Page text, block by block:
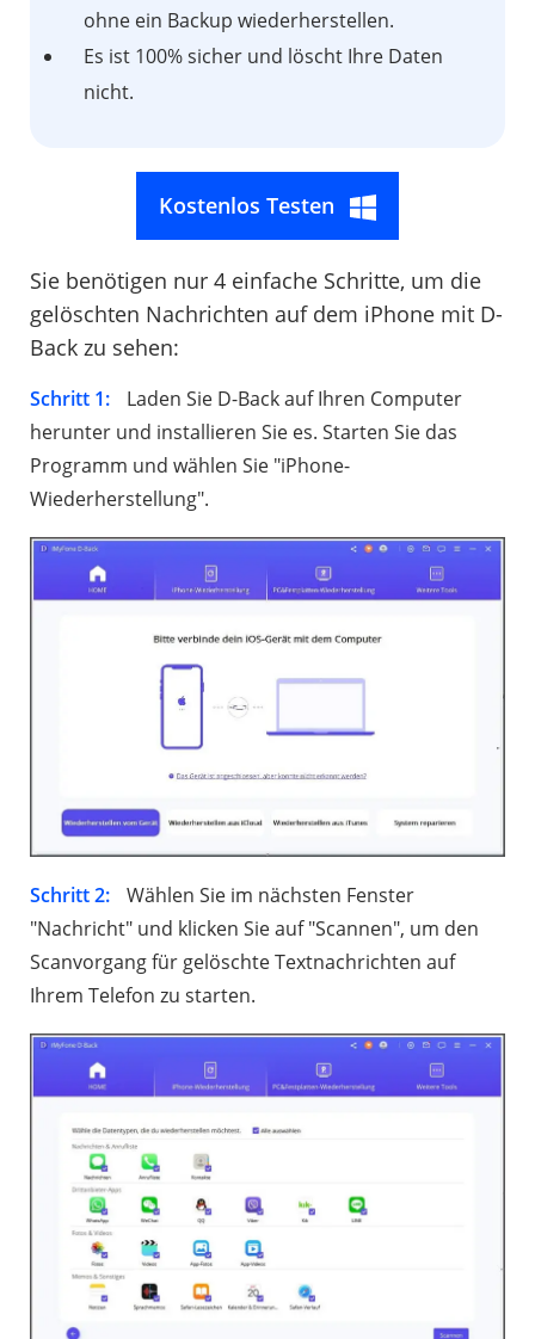
ohne ein Backup wiederherstellen.
Es ist 100% sicher und löscht Ihre Daten
nicht.
Kostenlos Testen
Sie benötigen nur 4 einfache Schritte, um die
gelöschten Nachrichten auf dem iPhone mit D-
Back zu sehen:
Schritt 1:
Laden Sie D-Back auf Ihren Computer
herunter und installieren Sie es. Starten Sie das
Programm und wählen Sie "iPhone-
Wiederherstellung".
Schritt 2:
Wählen Sie im nächsten Fenster
"Nachricht" und klicken Sie auf "Scannen", um den
Scanvorgang für gelöschte Textnachrichten auf
Ihrem Telefon zu starten.